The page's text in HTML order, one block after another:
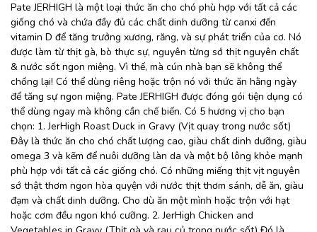
Pate JERHIGH là một loại thức ăn cho chó phù hợp với tất cả các
giống chó và chứa đầy đủ các chất dinh dưỡng từ canxi đến
vitamin D để tăng trưởng xương, răng, và sự phát triển của cơ. Nó
được làm từ thịt gà, bò thực sự, nguyên từng sớ thịt nguyên chất
& nước sốt ngon miệng. Vì thế, mà cún nhà bạn sẽ không thể
chống lại! Có thể dùng riêng hoặc trộn nó với thức ăn hằng ngày
để tăng sự ngon miệng. Pate JERHIGH được đóng gói tiện dụng có
thể dùng ngay mà không cần chế biến. Có 5 hương vị cho bạn
chọn: 1. JerHigh Roast Duck in Gravy (Vịt quay trong nước sốt)
Đây là thức ăn cho chó chất lượng cao, giàu chất dinh dưỡng, giàu
omega 3 và kẽm để nuôi dưỡng làn da và một bộ lông khỏe mạnh
phù hợp với tất cả các giống chó. Có những miếng thịt vịt nguyên
sớ thật thơm ngon hòa quyện với nước thịt thơm sánh, dễ ăn, giàu
đạm và chất dinh dưỡng. Cho dù ăn một mình hoặc trộn với hạt
hoặc cơm đều ngon khó cưỡng. 2. JerHigh Chicken and